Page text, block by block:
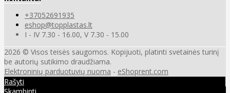
+37052691935
eshop@topplastas.lt
I - IV 7.30 - 16.00, V 7.30 - 15.00
2026 © Visos teisės saugomos. Kopijuoti, platinti svetainės turinį
be autorių sutikimo draudžiama.
Elektroninių parduotuvių nuoma - eShoprent.com
Rašyti